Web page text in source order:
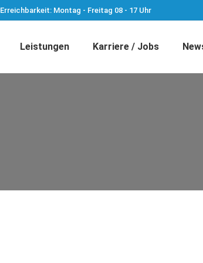
Erreichbarkeit: Montag - Freitag 08 - 17 Uhr
Leistungen Karriere / Jobs